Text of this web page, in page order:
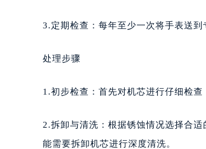
3.定期检查：每年至少一次将手表送到
处理步骤
1.初步检查：首先对机芯进行仔细检查
2.拆卸与清洗：根据锈蚀情况选择合
能需要拆卸机芯进行深度清洗。